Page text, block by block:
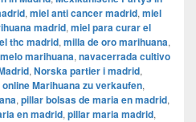
, miel anti cancer madrid, miel
madrid, miel para curar el
thc madrid, milla de oro marihuana,
marihuana, navacerrada cultivo
, Norska partier i madrid,
online Marihuana zu verkaufen,
, pillar bolsas de maria en madrid,
en madrid, pillar maria madrid,